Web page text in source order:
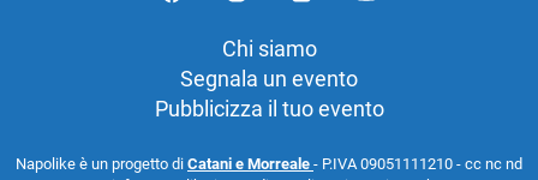
Chi siamo
Segnala un evento
Pubblicizza il tuo evento
Napolike è un progetto di Catani e Morreale - P.IVA 09051111210 - cc nc nd